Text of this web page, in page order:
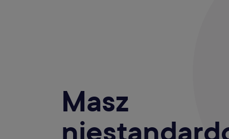
Masz